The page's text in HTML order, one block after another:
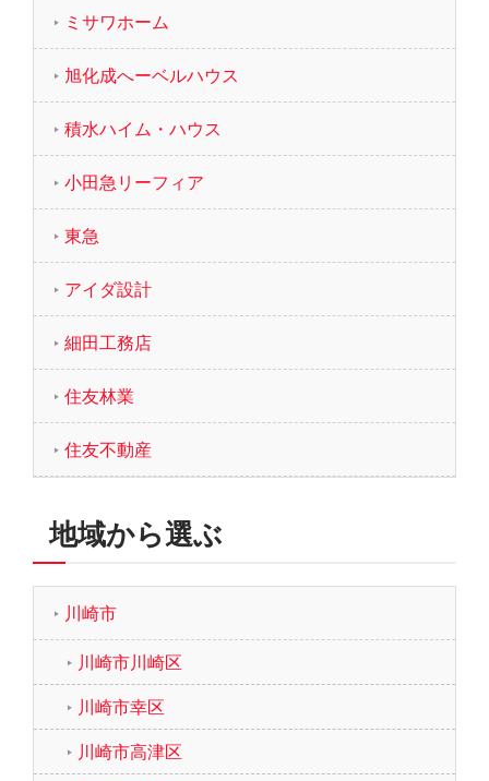
ミサワホーム
旭化成へーベルハウス
積水ハイム・ハウス
小田急リーフィア
東急
アイダ設計
細田工務店
住友林業
住友不動産
地域から選ぶ
川崎市
川崎市川崎区
川崎市幸区
川崎市高津区